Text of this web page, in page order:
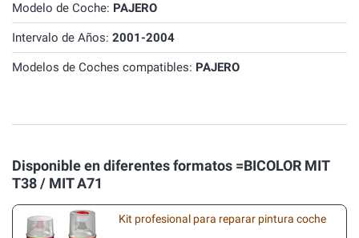
Modelo de Coche: PAJERO
Intervalo de Años: 2001-2004
Modelos de Coches compatibles: PAJERO
Disponible en diferentes formatos =BICOLOR MIT
T38 / MIT A71
Kit profesional para reparar pintura coche